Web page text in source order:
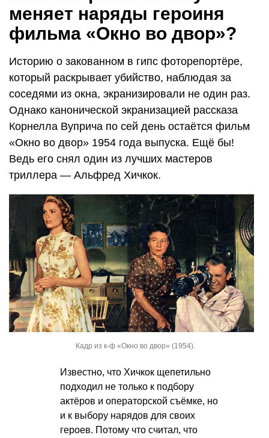
меняет наряды героиня
фильма «Окно во двор»?
Историю о закованном в гипс фоторепортёре,
который раскрывает убийство, наблюдая за
соседями из окна, экранизировали не один раз.
Однако канонической экранизацией рассказа
Корнелла Вуприча по сей день остаётся фильм
«Окно во двор» 1954 года выпуска. Ещё бы!
Ведь его снял один из лучших мастеров
триллера — Альфред Хичкок.
Кадр из к-ф «Окно во двор» (1954).
Известно, что Хичкок щепетильно
подходил не только к подбору
актёров и операторской съёмке, но
и к выбору нарядов для своих
героев. Потому что считал, что